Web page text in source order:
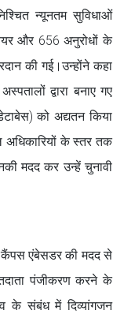
न्यूनतम सुविधाओं
और 656 अनुरोधों के
की गई।उन्होंने कहा
द्वारा बनाए गए
को अद्यतन किया
अधिकारियों के स्तर तक
मदद कर उन्हें चुनावी
कैंपस एंबेसडर की मदद से
मतदाता पंजीकरण करने के
के संबंध में दिव्यांगजन